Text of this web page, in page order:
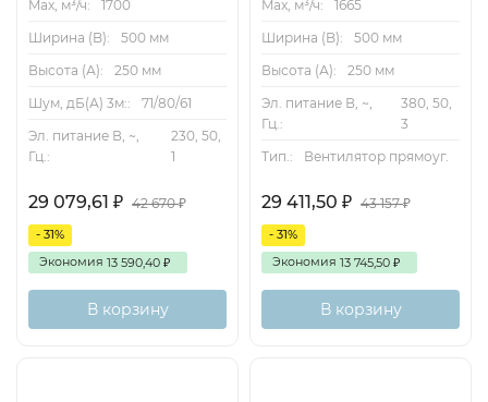
Частота вращения 1270 об/мин
Вес нетто, кг 23
Вес брутто, кг 23
Объём упаковки товара, м3 0,2883
Длина упаковки товара, м 0,775
Max, м³/ч:
1700
Ширина (B):
500 мм
Высота (А):
250 мм
Шум, дБ(А) 3м::
71/80/61
Эл. питание В, ~,
Гц.:
230, 50,
1
29 079,61 ₽ 42 670₽
- 31%
Экономия 13 590,40 ₽
В корзину
Max, м³/ч:
1665
Ширина (B):
500 мм
Высота (А):
250 мм
Эл. питание В, ~,
Гц.:
380, 50,
3
Тип.:
Вентилятор прямоуг.
29 411,50 ₽ 43 157₽
- 31%
Экономия 13 745,50 ₽
В корзину